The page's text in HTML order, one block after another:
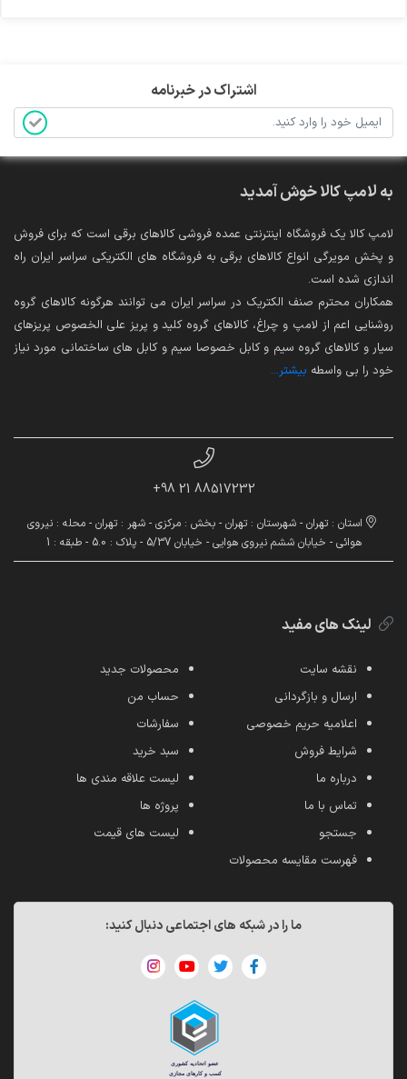
اشتراک در خبرنامه
به لامپ کالا خوش آمدید
لامپ کالا یک فروشگاه اینترنتی عمده فروشی کالاهای برقی است که برای فروش
و پخش مویرگی انواع کالاهای برقی به فروشگاه های الکتریکی سراسر ایران راه
اندازی شده است.
همکاران محترم صنف الکتریک در سراسر ایران می توانند هرگونه کالاهای گروه
روشنایی اعم از لامپ و چراغ، کالاهای گروه کلید و پریز علی الخصوص پریزهای
سیار و کالاهای گروه سیم و کابل خصوصا سیم و کابل های ساختمانی مورد نیاز
خود را بی واسطه بیشتر...
88517232 21 98+
استان : تهران - شهرستان : تهران - بخش : مرکزی - شهر : تهران - محله : نیروی
هوائی - خیابان ششم نیروی هوایی - خیابان 5/37 - پلاک : 5.0 - طبقه : 1
لینک های مفید
نقشه سایت
ارسال و بازگردانی
اعلامیه حریم خصوصی
شرایط فروش
درباره ما
تماس با ما
جستجو
فهرست مقایسه محصولات
محصولات جدید
حساب من
سفارشات
سبد خرید
لیست علاقه مندی ها
پروژه ها
لیست های قیمت
ما را در شبکه های اجتماعی دنبال کنید: